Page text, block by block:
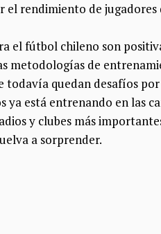
el rendimiento de
el fútbol chileno son
metodologías de
todavía quedan desafíos
ya está entrenando en las
y clubes más
a sorprender.